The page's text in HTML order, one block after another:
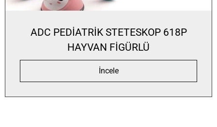
ADC PEDİATRİK STETESKOP 618P
HAYVAN FİGÜRLÜ
İncele